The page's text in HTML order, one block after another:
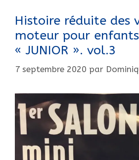
Histoire réduite des
moteur pour
« JUNIOR ». vol.3
7 septembre 2020 par